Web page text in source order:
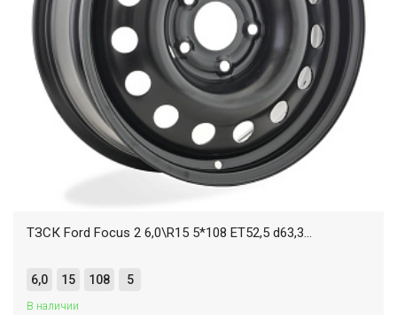
ТЗСК Ford Focus 2 6,0\R15 5*108 ET52,5 d63,3...
6,0 15 108 5
В наличии